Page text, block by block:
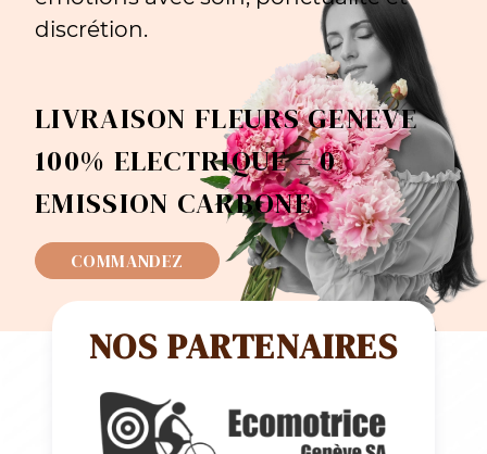
discrétion.
LIVRAISON FLEURS GENEVE
100% ELECTRIQUE = 0
EMISSION CARBONE
COMMANDEZ
NOS PARTENAIRES